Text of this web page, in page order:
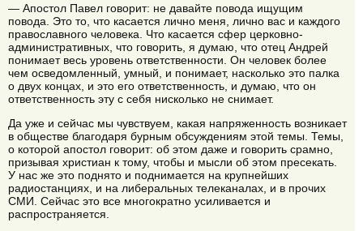
— Апостол Павел говорит: не давайте повода ищущим
повода. Это то, что касается лично меня, лично вас и каждого
православного человека. Что касается сфер церковно-
административных, что говорить, я думаю, что отец Андрей
понимает весь уровень ответственности. Он человек более
чем осведомленный, умный, и понимает, насколько это палка
о двух концах, и это его ответственность, и думаю, что он
ответственность эту с себя нисколько не снимает.
Да уже и сейчас мы чувствуем, какая напряженность возникает
в обществе благодаря бурным обсуждениям этой темы. Темы,
о которой апостол говорит: об этом даже и говорить срамно,
призывая христиан к тому, чтобы и мысли об этом пресекать.
У нас же это поднято и поднимается на крупнейших
радиостанциях, и на либеральных телеканалах, и в прочих
СМИ. Сейчас это все многократно усиливается и
распространяется.